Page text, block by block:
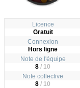
Licence
Gratuit
Connexion
Hors ligne
Note de l'équipe
8 / 10
Note collective
8 / 10